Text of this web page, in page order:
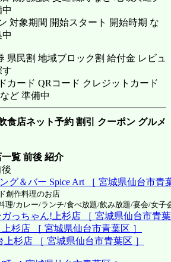
対象期間 開始スタート 開始時期 な
県民割 地域ブロック割 給付金 レビュ
す
カード QRコード クレジットカード
ど 準備中
食店ネット予約 割引 クーポン グルメ
覧 前後 紹介
後
グ＆バー Spice Art ［ 宮城県仙台市青
創作料理のお店
/カレー/ランチ/食べ放題/飲み放題/宴会/女子
っちゃん!上杉店 ［ 宮城県仙台市青
杉店 ［ 宮城県仙台市青葉区 ］
杉店 ［ 宮城県仙台市青葉区 ］